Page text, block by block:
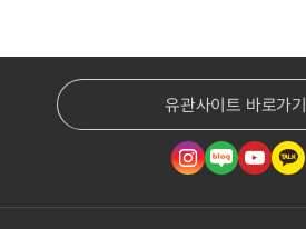
유관사이트 바로가기